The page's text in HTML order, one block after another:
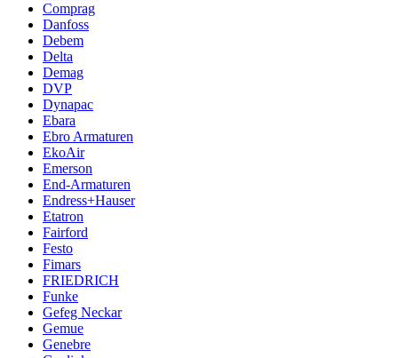
Comprag
Danfoss
Debem
Delta
Demag
DVP
Dynapac
Ebara
Ebro Armaturen
EkoAir
Emerson
End-Armaturen
Endress+Hauser
Etatron
Fairford
Festo
Fimars
FRIEDRICH
Funke
Gefeg Neckar
Gemue
Genebre